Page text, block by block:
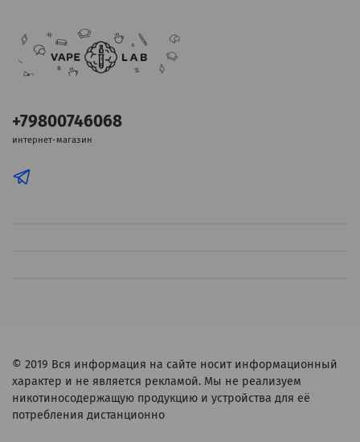
+79800746068
интернет-магазин
© 2019 Вся информация на сайте носит информационный
характер и не является рекламой. Мы не реализуем
никотиносодержащую продукцию и устройства для её
потребления дистанционно